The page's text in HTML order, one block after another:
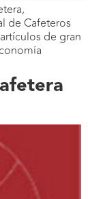
de Cafeteros
de gran